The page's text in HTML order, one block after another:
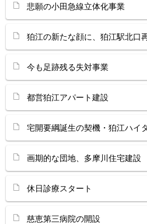
悲願の小田急線立体化事業
狛江の新たな顔に、狛江駅北
今も足跡残る失対事業
都営狛江アパート建設
宅開要綱誕生の契機・狛江ハイ
画期的な団地、多摩川住宅建設
休日診療スタート
慈恵第三病院の開設